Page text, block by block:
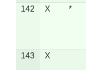
142 X *
143 X